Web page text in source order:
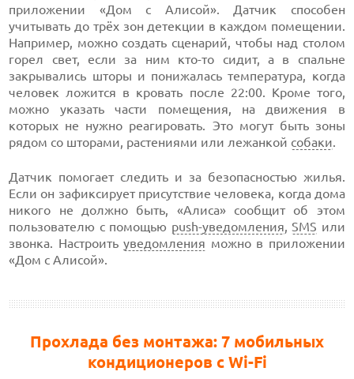
приложении «Дом с Алисой». Датчик способен
учитывать до трёх зон детекции в каждом помещении.
Например, можно создать сценарий, чтобы над столом
горел свет, если за ним кто-то сидит, а в спальне
закрывались шторы и понижалась температура, когда
человек ложится в кровать после 22:00. Кроме того,
можно указать части помещения, на движения в
которых не нужно реагировать. Это могут быть зоны
рядом со шторами, растениями или лежанкой собаки.
Датчик помогает следить и за безопасностью жилья.
Если он зафиксирует присутствие человека, когда дома
никого не должно быть, «Алиса» сообщит об этом
пользователю с помощью push-уведомления,SMS или
звонка. Настроитьуведомления можно в приложении
«Дом с Алисой».
Прохлада без монтажа: 7 мобильных
кондиционеров с Wi-Fi